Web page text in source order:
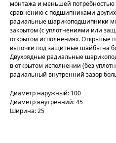
монтажа и меньшей потребностью
сравнению с подшипниками
радиальные шарикоподшипники
закрытом (с уплотнениями или
открытом исполнениях. Открытые
выточки под защитные шайбы на
Двухрядные радиальные
в открытом исполнении (без
радиальный внутренний зазор
Диаметр наружный: 100
Диаметр внутренний: 45
Ширина: 25